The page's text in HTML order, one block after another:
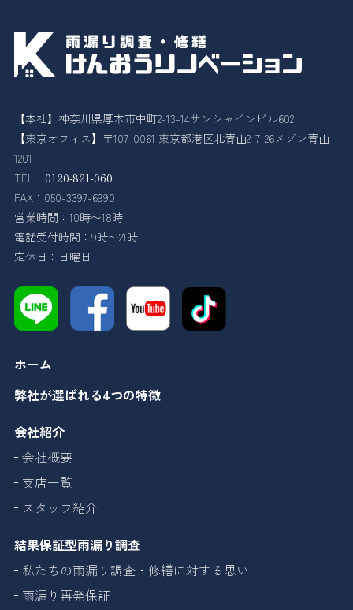
【本社】神奈川県厚木市中町2-13-14サンシャインビル602
【東京オフィス】〒107-0061 東京都港区北青山2-7-26メゾン青山
1201
TEL： 0120-821-060
FAX：050-3397-6990
営業時間：10時〜18時
電話受付時間：9時〜21時
定休日：日曜日
ホーム
弊社が選ばれる4つの特徴
会社紹介
会社概要
支店一覧
スタッフ紹介
結果保証型雨漏り調査
私たちの雨漏り調査・修繕に対する思い
雨漏り再発保証